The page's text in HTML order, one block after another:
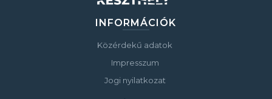
INFORMÁCIÓK
Közérdekű adatok
Impresszum
Jogi nyilatkozat